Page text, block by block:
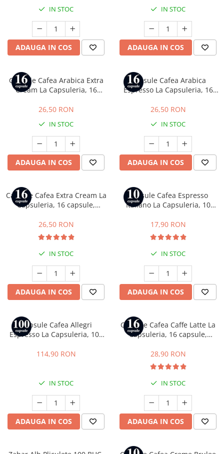
IN STOC
ADAUGA IN COS
IN STOC
ADAUGA IN COS
Capsule Cafea Arabica Extra
Cream La Capsuleria, 16
Lavazza a Modo Mio
26,50 RON
IN STOC
ADAUGA IN COS
Capsule Cafea Arabica
Espresso La Capsuleria, 16
Gusto
26,50 RON
IN STOC
ADAUGA IN COS
Capsule Cafea Extra Cream La
Capsuleria, 16 capsule,
26,50 RON
IN STOC
ADAUGA IN COS
Capsule Cafea Espresso
Italiano La Capsuleria, 10
Nespresso
17,90 RON
IN STOC
ADAUGA IN COS
Capsule Cafea Allegri
Espresso La Capsuleria, 100
Nespresso
114,90 RON
IN STOC
ADAUGA IN COS
Capsule Cafea Caffe Latte La
Capsuleria, 16 capsule,
28,90 RON
IN STOC
ADAUGA IN COS